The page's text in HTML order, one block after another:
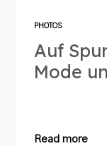
PHOTOS
Auf
Mode
Read more